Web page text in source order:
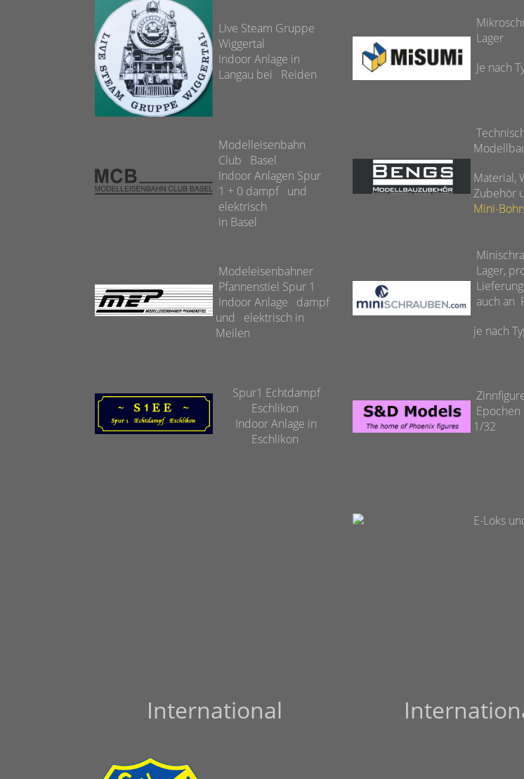
Live Steam Gruppe
Wiggertal
Indoor Anlage in
Langau bei Reiden
Modelleisenbahn
Club Basel
Indoor Anlagen Spur
1 + 0 dampf und
elektrisch
in Basel
Modeleisenbahner
Pfannenstiel Spur 1
Indoor Anlage dampf
und elektrisch in
Meilen
Spur1 Echtdampf
Eschlikon
Indoor Anlage in
Eschlikon
Lager
Je nach
Material,
Zubehör
Mini-
Lager,
Lieferung
auch an
je nach
1/32
E-Loks
International